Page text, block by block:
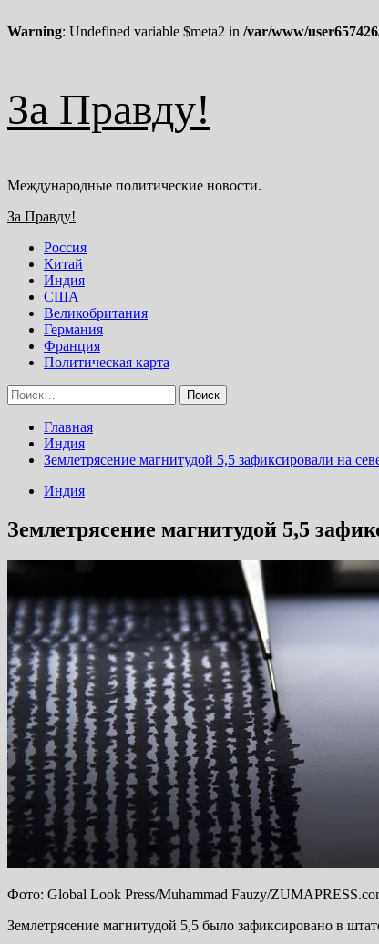
Warning: Undefined variable $meta2 in /var/www/
к
содержимому
За Правду!
Международные политические новости.
Основное
За Правду!
Россия
Китай
Индия
США
Великобритания
Германия
Франция
Политическая карта
Найти:
Главная
Индия
Землетрясение магнитудой 5,5 зафиксировали на
Индия
Землетрясение магнитудой 5,5
Фото: Global Look Press/Muhammad Fauzy/
Землетрясение магнитудой 5,5 было зафиксировано в